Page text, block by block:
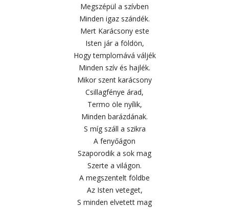
Megszépül a szívben
Minden igaz szándék.
Mert Karácsony este
Isten jár a földön,
Hogy templomává váljék
Minden szív és hajlék.
Mikor szent karácsony
Csillagfénye árad,
Termo öle nyílik,
Minden barázdának.
S míg száll a szikra
A fenyőágon
Szaporodik a sok mag
Szerte a világon.
A megszentelt földbe
Az Isten veteget,
S minden elvetett mag